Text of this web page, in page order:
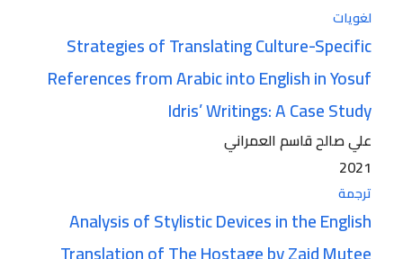
لغويات
Strategies of Translating Culture-Specific
References from Arabic into English in Yosuf
Idris’ Writings: A Case Study
علي صالح قاسم العمراني
2021
ترجمة
Analysis of Stylistic Devices in the English